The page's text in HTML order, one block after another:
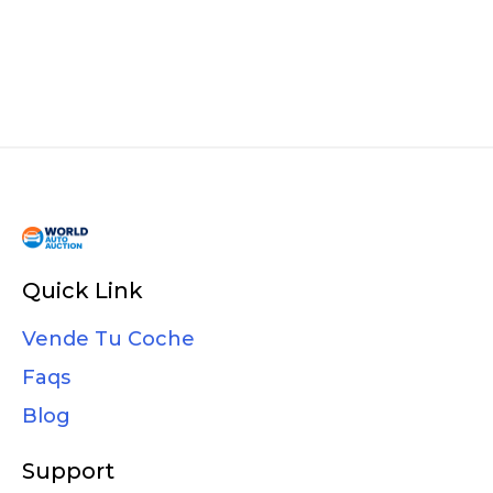
Quick Link
Vende Tu Coche
Faqs
Blog
Support